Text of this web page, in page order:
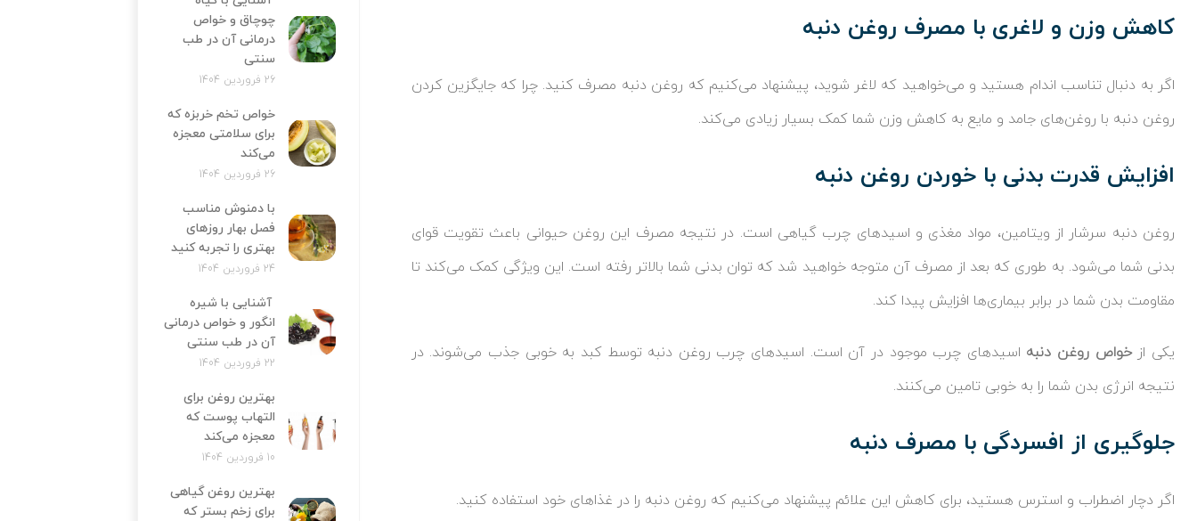
کاهش وزن و لاغری با مصرف روغن دنبه
اگر به دنبال تناسب اندام هستید و می‌خواهید که لاغر شوید، پیشنهاد می‌کنیم که روغن دنبه مصرف کنید. چرا که جایگزین کردن
روغن دنبه با روغن‌های جامد و مایع به کاهش وزن شما کمک بسیار زیادی می‌کند.
افزایش قدرت بدنی با خوردن روغن دنبه
روغن دنبه سرشار از ویتامین، مواد مغذی و اسیدهای چرب گیاهی است. در نتیجه مصرف این روغن حیوانی باعث تقویت قوای
بدنی شما می‌شود. به طوری که بعد از مصرف آن متوجه خواهید شد که توان بدنی شما بالاتر رفته است. این ویژگی کمک می‌کند تا
مقاومت بدن شما در برابر بیماری‌ها افزایش پیدا کند.
یکی ازخواص روغن دنبه اسیدهای چرب موجود در آن است. اسیدهای چرب روغن دنبه توسط کبد به خوبی جذب می‌شوند. در
نتیجه انرژی بدن شما را به خوبی تامین می‌کنند.
جلوگیری از افسردگی با مصرف دنبه
اگر دچار اضطراب و استرس هستید، برای کاهش این علائم پیشنهاد می‌کنیم که روغن دنبه را در غذاهای خود استفاده کنید.
چوچاق و خواص
درمانی آن در طب
سنتی
26 فروردین 1404
خواص تخم خربزه که
برای سلامتی معجزه
می‌کند
26 فروردین 1404
با دمنوش مناسب
فصل بهار روزهای
بهتری را تجربه کنید
24 فروردین 1404
آشنایی با شیره
انگور و خواص درمانی
آن در طب سنتی
22 فروردین 1404
بهترین روغن برای
التهاب پوست که
معجزه می‌کند
10 فروردین 1404
بهترین روغن گیاهی
برای زخم بستر که